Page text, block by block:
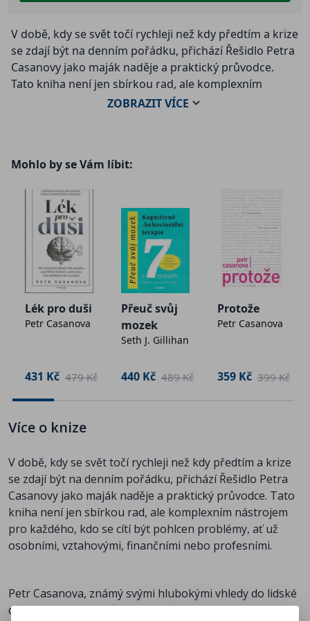
V době, kdy se svět točí rychleji než kdy předtím a krize
se zdají být na denním pořádku, přichází Řešidlo Petra
Casanovy jako maják naděje a praktický průvodce.
Tato kniha není jen sbírkou rad, ale komplexním
nástrojem pro každého, kdo se cítí být pohlcen
lidské duše a praktickým přístupem k řešení životních
výzev, nabízí čtenářům osvědčené strategie a techniky,
jak se postavit k překážkám čelem a proměnit je v
příležitosti k růstu. Kniha vás provede procesem
uvědomění, přijetí a aktivního řešení, přičemž klade
důraz na rozvoj vnitřní síly, sebevědomí a odolnosti.
Řešidlo je psáno srozumitelným jazykem, plné
inspirativních příběhů a konkrétních cvičení, které vám
efektivně a s klidem zdolávat jakékoli životní situace. Ať
už hledáte cestu ven z tíživé situace, nebo jen chcete
kniha vám nabídne praktický návod a motivaci k tomu,
naplněného života.
O autorovi:
Zakladatel FirstClass.cz.
ZOBRAZITVÍCE
Mohlo by se Vám líbit:
Lék pro duši
Petr Casanova
431 Kč 479 Kč
Přeuč svůj
mozek
Seth J. Gillihan
440 Kč 489 Kč
Protože
Petr Casanova
359 Kč 399 Kč
Více o knize
V době, kdy se svět točí rychleji než kdy předtím a krize
se zdají být na denním pořádku, přichází Řešidlo Petra
Casanovy jako maják naděje a praktický průvodce. Tato
kniha není jen sbírkou rad, ale komplexním nástrojem
pro každého, kdo se cítí být pohlcen problémy, ať už
osobními, vztahovými, finančními nebo profesními.
Petr Casanova, známý svými hlubokými vhledy do lidské
duše a praktickým přístupem k řešení životních výzev,